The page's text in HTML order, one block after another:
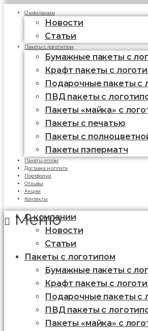
О компании
Новости
Статьи
Пакеты с логотипом
Бумажные пакеты с
Крафт пакеты с
Подарочные пакеты с
ПВД пакеты с
Пакеты «майка» с
Пакеты c печатью
Пакеты с
Пакеты пэперматч
Пакеты оптом
Доставка и оплата
Портфолио
Отзывы
Акции
Контакты
Меню
О компании
Новости
Статьи
Пакеты с логотипом
Бумажные пакеты с
Крафт пакеты с
Подарочные пакеты с
ПВД пакеты с
Пакеты «майка» с